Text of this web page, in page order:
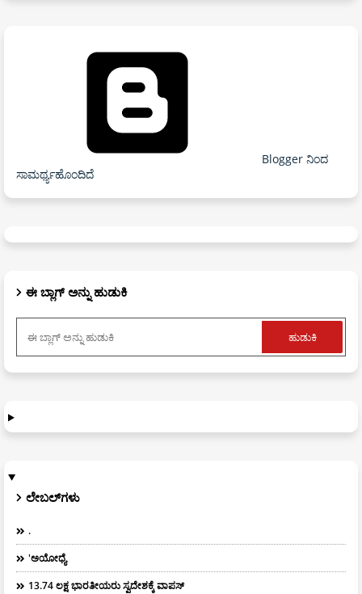
Blogger ನಿಂದ
ಸಾಮರ್ಥ್ಯಹೊಂದಿದೆ
ಈ ಬ್ಲಾಗ್ ಅನ್ನು ಹುಡುಕಿ
ಲೇಬಲ್‌ಗಳು
.
'ಅಯೋಧ್ಯೆ
13.74 ಲಕ್ಷ ಭಾರತೀಯರು ಸ್ವದೇಶಕ್ಕೆ ವಾಪಸ್